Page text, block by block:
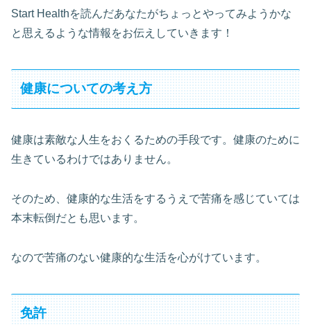
Start Healthを読んだあなたがちょっとやってみようかな
と思えるような情報をお伝えしていきます！
健康についての考え方
健康は素敵な人生をおくるための手段です。健康のために
生きているわけではありません。
そのため、健康的な生活をするうえで苦痛を感じていては
本末転倒だとも思います。
なので苦痛のない健康的な生活を心がけています。
免許